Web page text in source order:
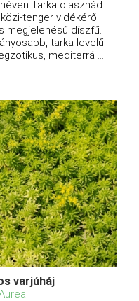
Tarka olasznád
tenger vidékéről
megjelenésű díszfű.
tarka levelű
mediterrá ...
varjúháj